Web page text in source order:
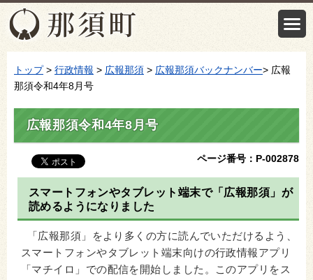
トップ> 行政情報 > 広報那須 > 広報那須バックナンバー> 広報
那須令和4年8月号
広報那須令和4年8月号
ページ番号：P-002878
スマートフォンやタブレット端末で「広報那須」が
読めるようになりました
「広報那須」をより多くの方に読んでいただけるよう、
スマートフォンやタブレット端末向けの行政情報アプリ
「マチイロ」での配信を開始しました。このアプリをス